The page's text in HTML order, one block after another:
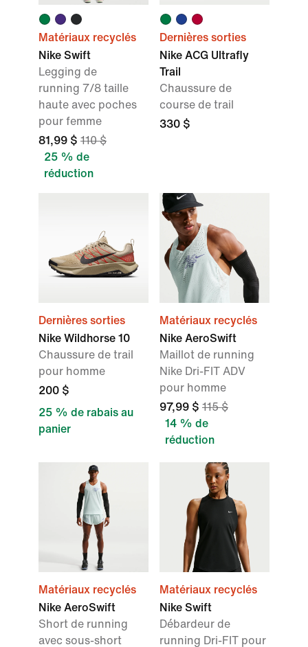
Matériaux recyclés
Nike Swift
Legging de
running 7/8 taille
haute avec poches
pour femme
81,99 $ 110 $
25 % de
réduction
Dernières sorties
Nike ACG Ultrafly
Trail
Chaussure de
course de trail
330 $
Dernières sorties
Nike Wildhorse 10
Chaussure de trail
pour homme
200 $
25 % de rabais au
panier
Matériaux recyclés
Nike AeroSwift
Maillot de running
Nike Dri-FIT ADV
pour homme
97,99 $ 115 $
14 % de
réduction
Matériaux recyclés
Nike AeroSwift
Short de running
avec sous-short
Matériaux recyclés
Nike Swift
Débardeur de
running Dri-FIT pour